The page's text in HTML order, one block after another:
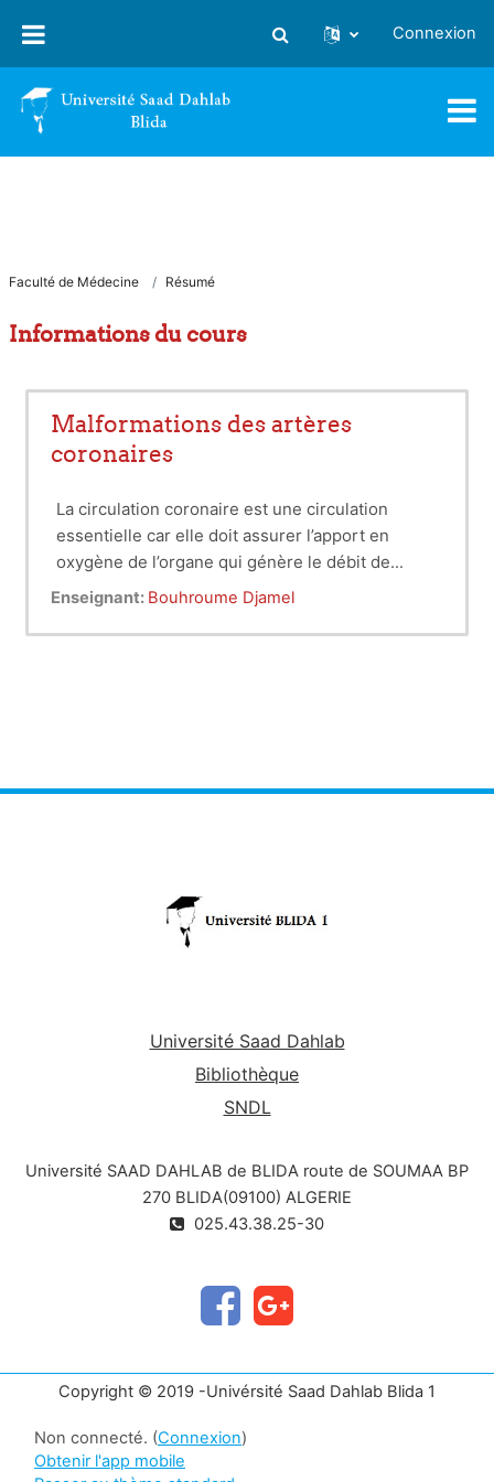
Activer/désactiver la saisie
Connexion
Faculté de Médecine Résumé
Informations du cours
Malformations des artères
coronaires
La circulation coronaire est une circulation
essentielle car elle doit assurer l’apport en
oxygène de l’organe qui génère le débit de
l’organisme entier.
coronaire normale et anormale doivent être bien
coronaires sont plutôt rares. De ce fait, elles
plus en plus conscients que ces anomalies
peuvent être mortelles.
Enseignant: Bouhroume Djamel
Université Saad Dahlab
Bibliothèque
SNDL
Université SAAD DAHLAB de BLIDA route de SOUMAA BP
270 BLIDA(09100) ALGERIE
025.43.38.25-30
Copyright © 2019 -Univérsité Saad Dahlab Blida 1
Non connecté. (Connexion)
Obtenir l'app mobile